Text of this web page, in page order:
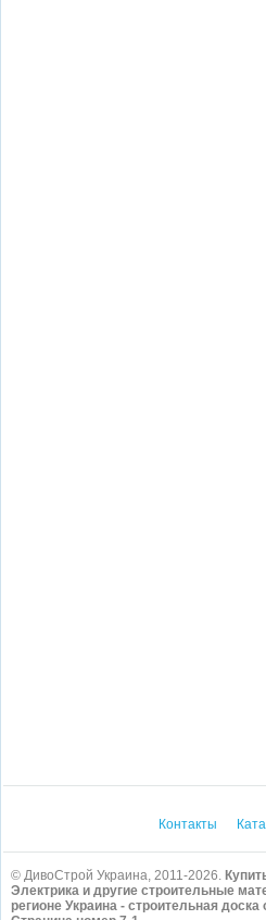
Контакты
© ДивоСтрой Украина, 2011-2026.
Электрика и другие строительные
регионе Украина - строительная